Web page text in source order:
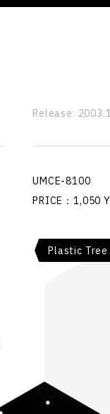
Release:
UMCE-8100
PRICE：1,050
Plastic